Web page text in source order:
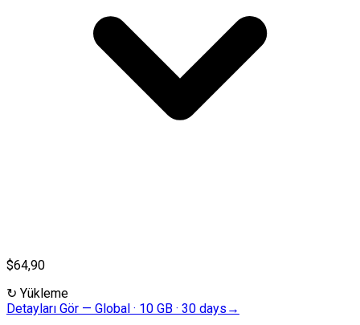
$64,90
↻ Yükleme
Detayları Gör — Global · 10 GB · 30 days →